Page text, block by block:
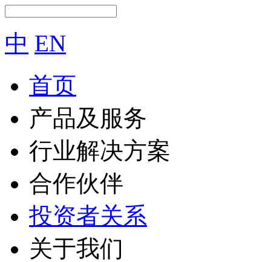
中 EN
首页
产品及服务
行业解决方案
合作伙伴
投资者关系
关于我们